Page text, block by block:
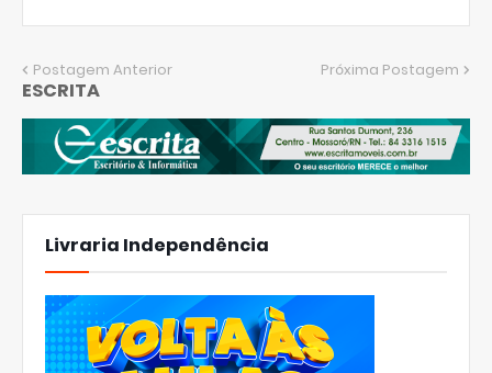
Postagem Anterior Próxima Postagem
ESCRITA
Livraria Independência